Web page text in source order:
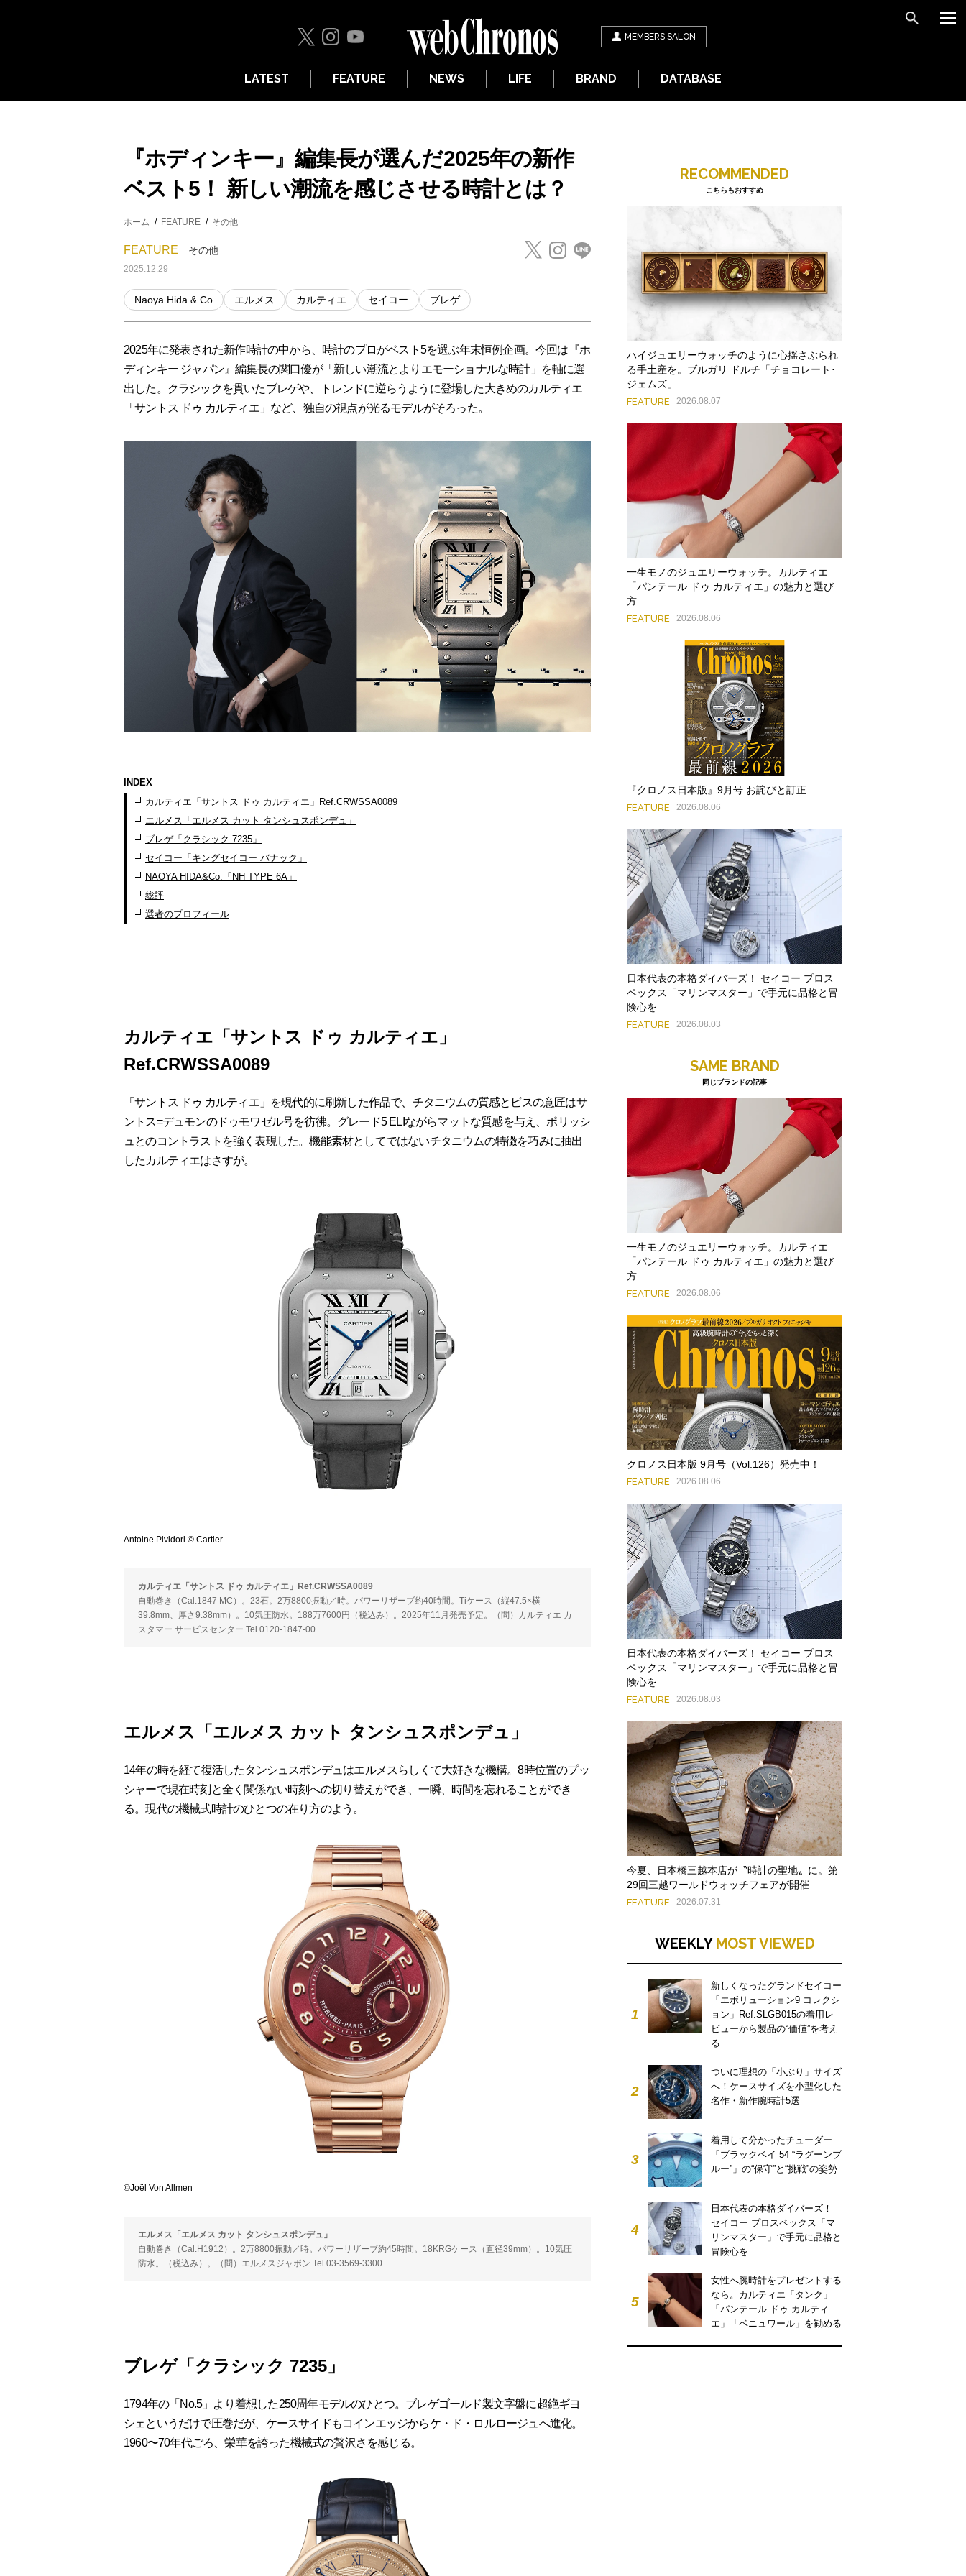
MEMBERS SALON
LATEST FEATURE NEWS LIFE BRAND DATABASE
『ホディンキー』編集長が選んだ2025年の新作
ベスト5！ 新しい潮流を感じさせる時計とは？
ホーム FEATURE その他
FEATURE その他
2025.12.29
Naoya Hida & Co エルメス カルティエ セイコー ブレゲ
2025年に発表された新作時計の中から、時計のプロがベスト5を選ぶ年末恒例企画。今回は『ホ
ディンキー ジャパン』編集長の関口優が「新しい潮流とよりエモーショナルな時計」を軸に選
出した。クラシックを貫いたブレゲや、トレンドに逆らうように登場した大きめのカルティエ
「サントス ドゥ カルティエ」など、独自の視点が光るモデルがそろった。
INDEX
カルティエ「サントス ドゥ カルティエ」Ref.CRWSSA0089
エルメス「エルメス カット タンシュスポンデュ」
ブレゲ「クラシック 7235」
セイコー「キングセイコー バナック」
NAOYA HIDA&Co.「NH TYPE 6A」
総評
選者のプロフィール
カルティエ「サントス ドゥ カルティエ」
Ref.CRWSSA0089
「サントス ドゥ カルティエ」を現代的に刷新した作品で、チタニウムの質感とビスの意匠はサ
ントス=デュモンのドゥモワゼル号を彷彿。グレード5 ELIながらマットな質感を与え、ポリッシ
ュとのコントラストを強く表現した。機能素材としてではないチタニウムの特徴を巧みに抽出
したカルティエはさすが。
Antoine Pividori © Cartier
カルティエ「サントス ドゥ カルティエ」Ref.CRWSSA0089
自動巻き（Cal.1847 MC）。23石。2万8800振動／時。パワーリザーブ約40時間。Tiケース（縦47.5×横
39.8mm、厚さ9.38mm）。10気圧防水。188万7600円（税込み）。2025年11月発売予定。（問）カルティエ カ
スタマー サービスセンター Tel.0120-1847-00
エルメス「エルメス カット タンシュスポンデュ」
14年の時を経て復活したタンシュスポンデュはエルメスらしくて大好きな機構。8時位置のプッ
シャーで現在時刻と全く関係ない時刻への切り替えができ、一瞬、時間を忘れることができ
る。現代の機械式時計のひとつの在り方のよう。
©Joël Von Allmen
エルメス「エルメス カット タンシュスポンデュ」
自動巻き（Cal.H1912）。2万8800振動／時。パワーリザーブ約45時間。18KRGケース（直径39mm）。10気圧
防水。（税込み）。（問）エルメスジャポン Tel.03-3569-3300
ブレゲ「クラシック 7235」
1794年の「No.5」より着想した250周年モデルのひとつ。ブレゲゴールド製文字盤に超絶ギヨ
シェというだけで圧巻だが、ケースサイドもコインエッジからケ・ド・ロルロージュへ進化。
1960〜70年代ごろ、栄華を誇った機械式の贅沢さを感じる。
RECOMMENDED
こちらもおすすめ
ハイジュエリーウォッチのように心揺さぶられ
る手土産を。ブルガリ ドルチ「チョコレート･
ジェムズ」
FEATURE 2026.08.07
一生モノのジュエリーウォッチ。カルティエ
「パンテール ドゥ カルティエ」の魅力と選び
方
FEATURE 2026.08.06
『クロノス日本版』9月号 お詫びと訂正
FEATURE 2026.08.06
日本代表の本格ダイバーズ！ セイコー プロス
ペックス「マリンマスター」で手元に品格と冒
険心を
FEATURE 2026.08.03
SAME BRAND
同じブランドの記事
一生モノのジュエリーウォッチ。カルティエ
「パンテール ドゥ カルティエ」の魅力と選び
方
FEATURE 2026.08.06
クロノス日本版 9月号（Vol.126）発売中！
FEATURE 2026.08.06
日本代表の本格ダイバーズ！ セイコー プロス
ペックス「マリンマスター」で手元に品格と冒
険心を
FEATURE 2026.08.03
今夏、日本橋三越本店が〝時計の聖地〟に。第
29回三越ワールドウォッチフェアが開催
FEATURE 2026.07.31
WEEKLY MOST VIEWED
1
新しくなったグランドセイコー
「エボリューション9 コレクシ
ョン」Ref.SLGB015の着用レ
ビューから製品の“価値”を考え
る
2
ついに理想の「小ぶり」サイズ
へ！ケースサイズを小型化した
名作・新作腕時計5選
3
着用して分かったチューダー
「ブラックベイ 54 “ラグーンブ
ルー”」の“保守”と“挑戦”の姿勢
4
日本代表の本格ダイバーズ！
セイコー プロスペックス「マ
リンマスター」で手元に品格と
冒険心を
5
女性へ腕時計をプレゼントする
なら。カルティエ「タンク」
「パンテール ドゥ カルティ
エ」「ベニュワール」を勧める